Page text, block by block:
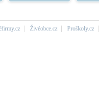
Živéobce.cz Proškoly.cz